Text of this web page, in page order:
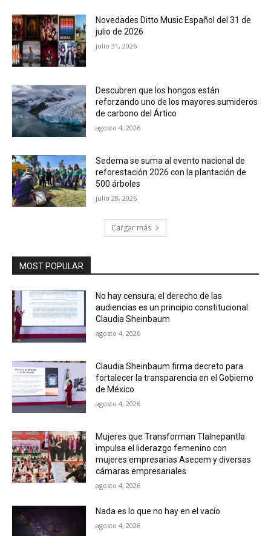
Novedades Ditto Music Español del 31 de
julio de 2026
julio 31, 2026
Descubren que los hongos están
reforzando uno de los mayores sumideros
de carbono del Ártico
agosto 4, 2026
Sedema se suma al evento nacional de
reforestación 2026 con la plantación de
500 árboles
julio 28, 2026
Cargar más
MOST POPULAR
No hay censura; el derecho de las
audiencias es un principio constitucional:
Claudia Sheinbaum
agosto 4, 2026
Claudia Sheinbaum firma decreto para
fortalecer la transparencia en el Gobierno
de México
agosto 4, 2026
Mujeres que Transforman Tlalnepantla
impulsa el liderazgo femenino con
mujeres empresarias Asecem y diversas
cámaras empresariales
agosto 4, 2026
Nada es lo que no hay en el vacío
agosto 4, 2026